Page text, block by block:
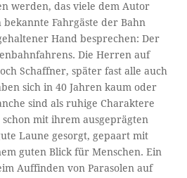
werden, das viele dem Autor
Fahrgäste der Bahn
Hand besprechen: Der
Die Herren auf
Schaffner, später fast alle auch
sich in 40 Jahren kaum oder
sind als ruhige Charaktere
mit ihrem ausgeprägten
Laune gesorgt, gepaart mit
guten Blick für Menschen. Ein
Auffinden von Parasolen auf